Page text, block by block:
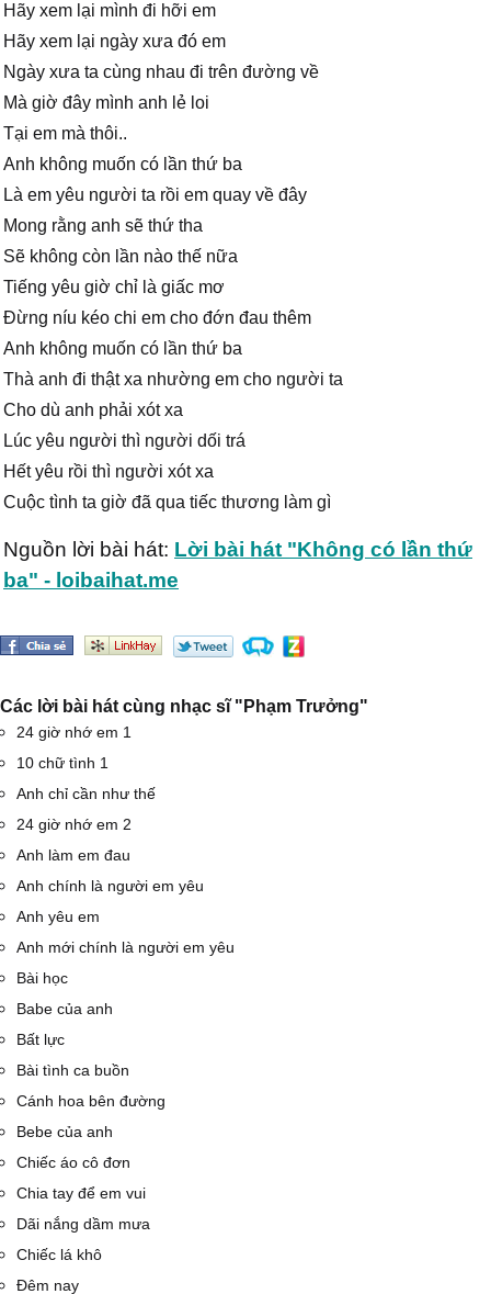
Hãy xem lại mình đi hỡi em
Hãy xem lại ngày xưa đó em
Ngày xưa ta cùng nhau đi trên đường về
Mà giờ đây mình anh lẻ loi
Tại em mà thôi..
Anh không muốn có lần thứ ba
Là em yêu người ta rồi em quay về đây
Mong rằng anh sẽ thứ tha
Sẽ không còn lần nào thế nữa
Tiếng yêu giờ chỉ là giấc mơ
Đừng níu kéo chi em cho đớn đau thêm
Anh không muốn có lần thứ ba
Thà anh đi thật xa nhường em cho người ta
Cho dù anh phải xót xa
Lúc yêu người thì người dối trá
Hết yêu rồi thì người xót xa
Cuộc tình ta giờ đã qua tiếc thương làm gì
Nguồn lời bài hát: Lời bài hát "Không có lần thứ
ba" - loibaihat.me
Các lời bài hát cùng nhạc sĩ "Phạm Trưởng"
24 giờ nhớ em 1
10 chữ tình 1
Anh chỉ cần như thế
24 giờ nhớ em 2
Anh làm em đau
Anh chính là người em yêu
Anh yêu em
Anh mới chính là người em yêu
Bài học
Babe của anh
Bất lực
Bài tình ca buồn
Cánh hoa bên đường
Bebe của anh
Chiếc áo cô đơn
Chia tay để em vui
Dãi nắng dầm mưa
Chiếc lá khô
Đêm nay